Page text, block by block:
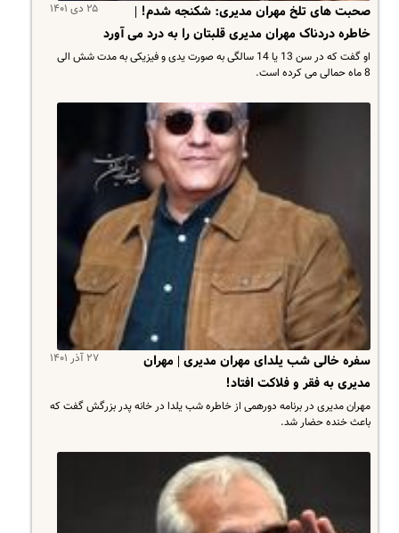
۲۵ دی ۱۴۰۱
صحبت های تلخ مهران مدیری: شکنجه شدم! |
خاطره دردناک مهران مدیری قلبتان را به درد می آورد
او گفت که در سن 13 یا 14 سالگی به صورت یدی و فیزیکی به مدت شش الی
8 ماه حمالی می کرده است.
۲۷ آذر ۱۴۰۱
سفره خالی شب یلدای مهران مدیری | مهران
مدیری به فقر و فلاکت افتاد!
مهران مدیری در برنامه دورهمی از خاطره شب یلدا در خانه پدر بزرگش گفت که
باعث خنده حضار شد.